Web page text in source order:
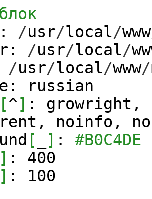
/usr/local/www
/usr/local/
/usr/local/www/
russian
[^] : growright,
noinfo,
[ ] : #B0C4DE
] : 400
] : 100